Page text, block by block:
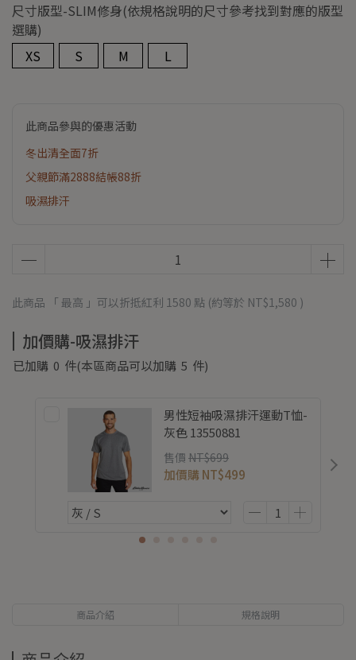
尺寸版型-SLIM修身(依規格說明的尺寸參考找到對應的版型
選購)
XS
S M L
此商品參與的優惠活動
冬出清全面7折
父親節滿2888結帳88折
吸濕排汗
此商品 「 最高 」可以折抵紅利 1580 點 (約等於 NT$1,580 )
加價購-吸濕排汗
已加購 0 件(本區商品可以加購 5 件)
男性短袖吸濕排汗運動T恤-
灰色 13550881
售價 NT$699
加價購 NT$499
商品介紹 規格說明